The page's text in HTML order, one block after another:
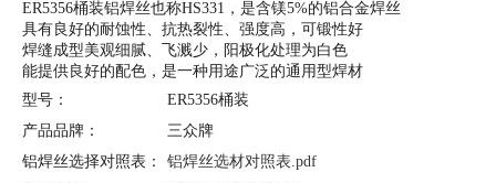
ER5356桶装铝焊丝也称HS331，是含镁5%的铝合金焊丝
具有良好的耐蚀性、抗热裂性、强度高，可锻性好
焊缝成型美观细腻、飞溅少，阳极化处理为白色
能提供良好的配色，是一种用途广泛的通用型焊材
型号：
ER5356桶装
产品品牌：
三众牌
铝焊丝选择对照表：
铝焊丝选材对照表.pdf